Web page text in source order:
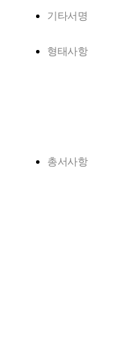
기타서명
형태사항
총서사항